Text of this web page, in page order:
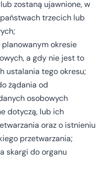
zostaną ujawnione, w
trzecich lub
planowanym okresie
a gdy nie jest to
ustalania tego okresu;
żądania od
osobowych
dotyczą, lub ich
oraz o istnieniu
przetwarzania;
skargi do organu